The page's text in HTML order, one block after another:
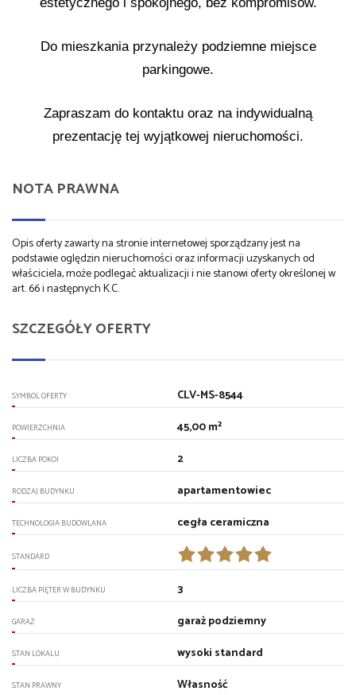
Do mieszkania przynależy podziemne miejsce
parkingowe.
Zapraszam do kontaktu oraz na indywidualną
prezentację tej wyjątkowej nieruchomości.
NOTA PRAWNA
Opis oferty zawarty na stronie internetowej sporządzany jest na
podstawie oględzin nieruchomości oraz informacji uzyskanych od
właściciela, może podlegać aktualizacji i nie stanowi oferty określonej w
art. 66 i następnych K.C.
SZCZEGÓŁY OFERTY
SYMBOL OFERTY CLV-MS-8544
POWIERZCHNIA 45,00 m²
LICZBA POKOI 2
RODZAJ BUDYNKU apartamentowiec
TECHNOLOGIA BUDOWLANA cegła ceramiczna
STANDARD
LICZBA PIĘTER W BUDYNKU 3
GARAŻ garaż podziemny
STAN LOKALU wysoki standard
STAN PRAWNY Własność